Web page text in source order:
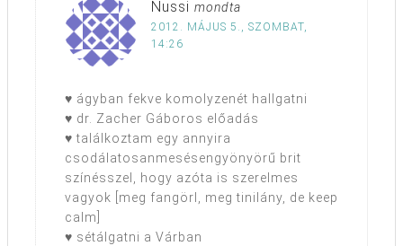
Nussi mondta
2012. MÁJUS 5., SZOMBAT,
14:26
♥ ágyban fekve komolyzenét hallgatni
♥ dr. Zacher Gáboros előadás
♥ találkoztam egy annyira
csodálatosanmesésengyönyörű brit
színésszel, hogy azóta is szerelmes
vagyok [meg fangörl, meg tinilány, de keep
calm]
♥ sétálgatni a Várban